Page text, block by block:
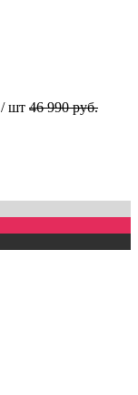
/ шт 46 990 руб.